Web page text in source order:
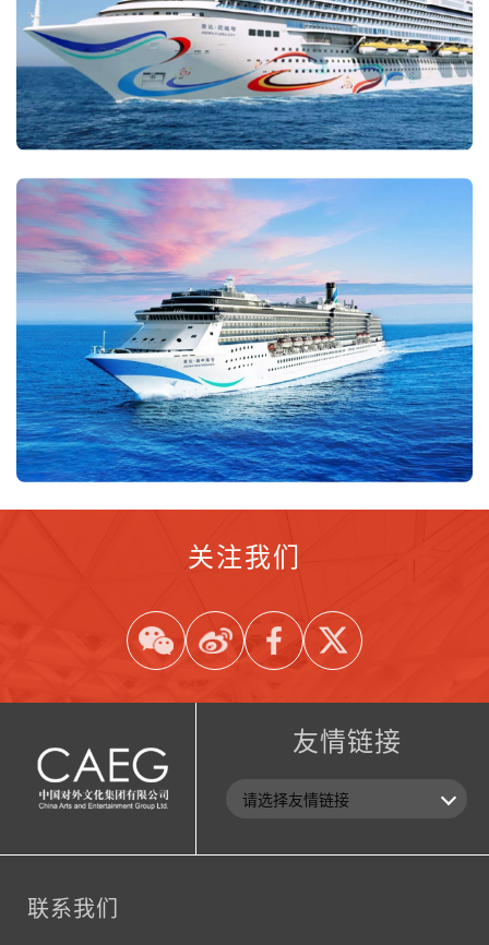
关注我们
友情链接
联系我们